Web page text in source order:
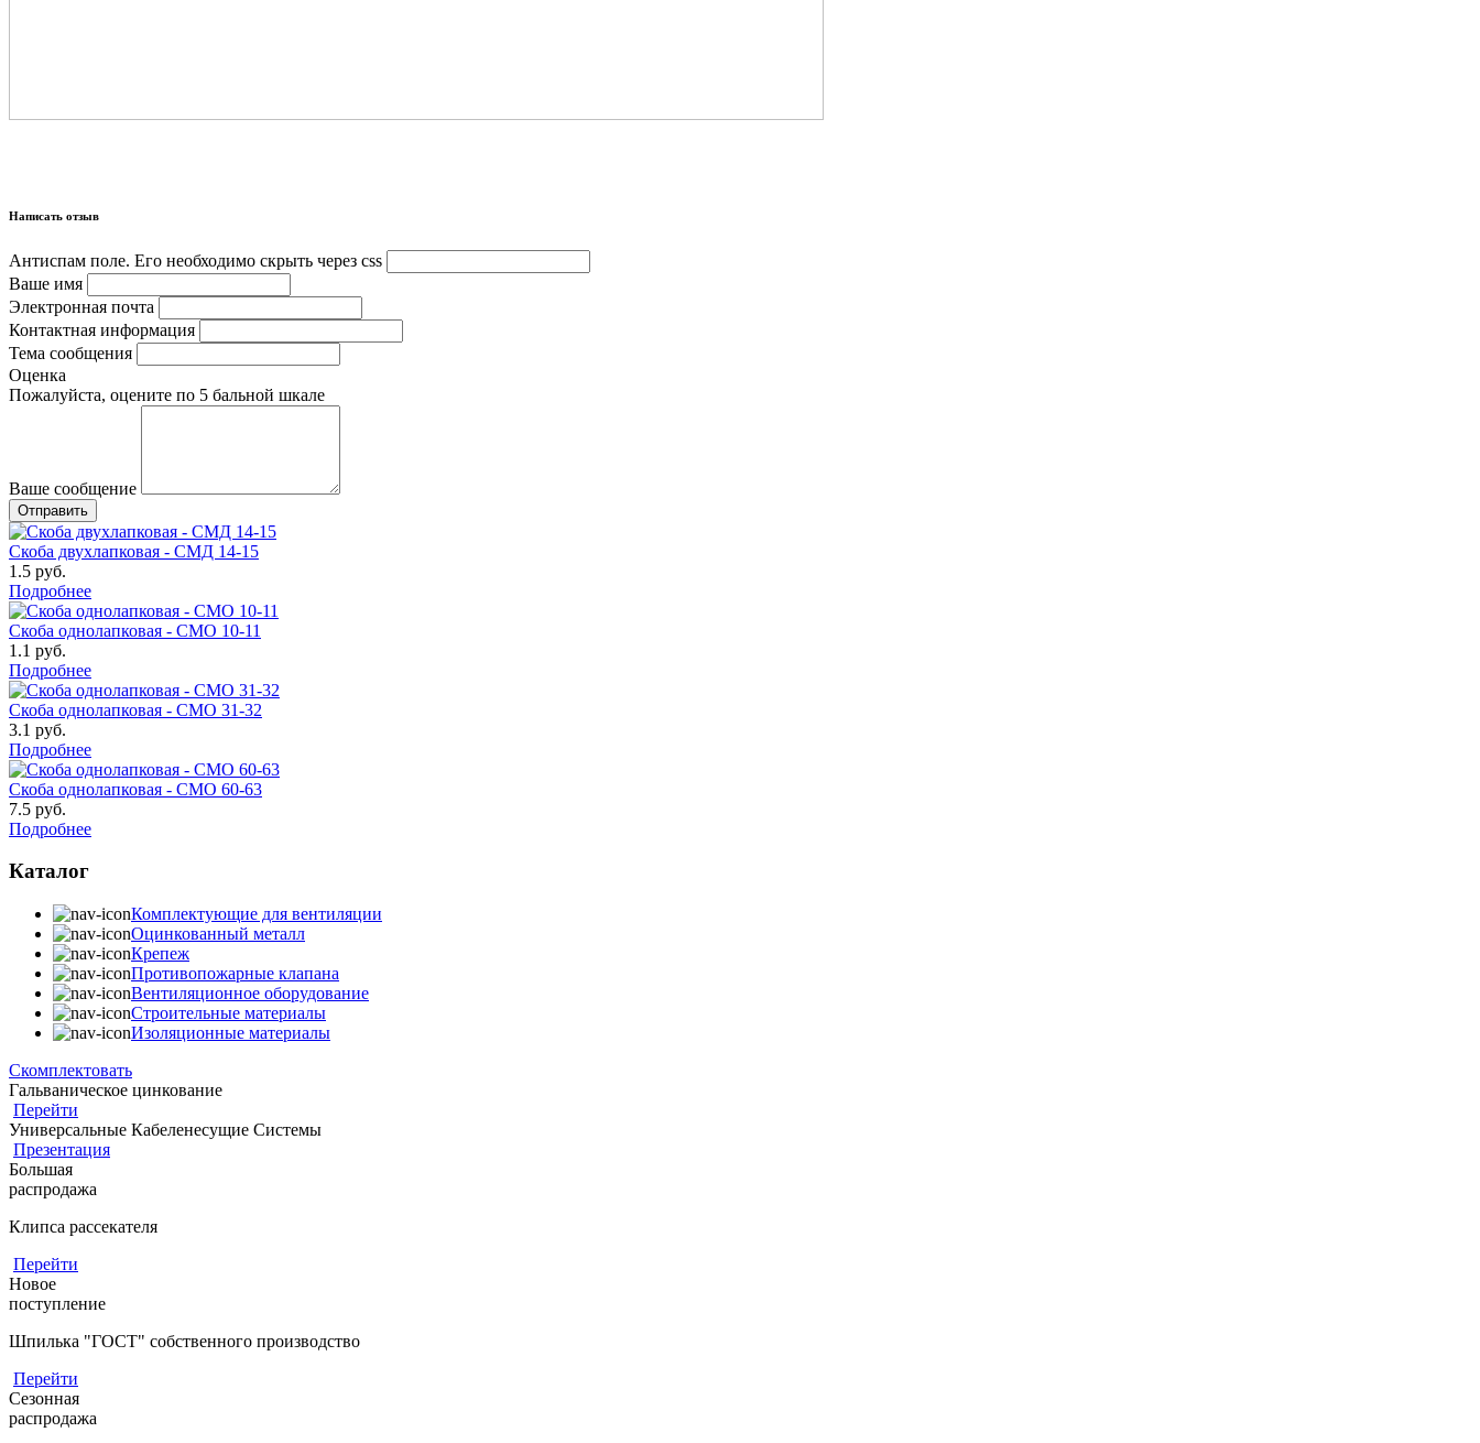
Написать отзыв
Антиспам поле. Его необходимо скрыть через css
Ваше имя
Электронная почта
Контактная информация
Тема сообщения
Оценка
Пожалуйста, оцените по 5 бальной шкале
Ваше сообщение
Скоба двухлапковая - СМД 14-15
1.5 руб.
Подробнее
Скоба однолапковая - СМО 10-11
1.1 руб.
Подробнее
Скоба однолапковая - СМО 31-32
3.1 руб.
Подробнее
Скоба однолапковая - СМО 60-63
7.5 руб.
Подробнее
Каталог
Комплектующие для вентиляции
Оцинкованный металл
Крепеж
Противопожарные клапана
Вентиляционное оборудование
Строительные материалы
Изоляционные материалы
Скомплектовать
Гальваническое цинкование
Перейти
Универсальные Кабеленесущие Системы
Презентация
Большая
распродажа
Клипса рассекателя
Перейти
Новое
поступление
Шпилька "ГОСТ" собственного производство
Перейти
Сезонная
распродажа